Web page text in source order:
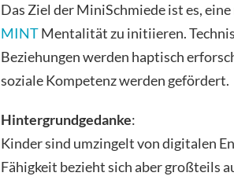
Das Ziel der MiniSchmiede ist es,
MINTMentalität zu initiieren.
Beziehungen werden haptisch
soziale Kompetenz werden gefördert.
Hintergrundgedanke:
Kinder sind umzingelt von digitalen
Fähigkeit bezieht sich aber großteils